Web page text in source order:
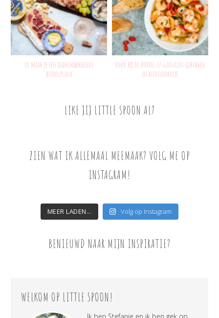
Zo maak je een indrukwekkende
borrelplank
Voor bij de borrel // Garnalen gebakken
in knoflookolie
LIKE JIJ LITTLE SPOON AL?
ZIEN WAT IK ALLEMAAL MEEMAAK? VOLG ME OP
INSTAGRAM!
MEER LADEN... Volg op Instagram
BENIEUWD NAAR MIJN INSPIRATIE?
WELKOM OP LITTLE SPOON!